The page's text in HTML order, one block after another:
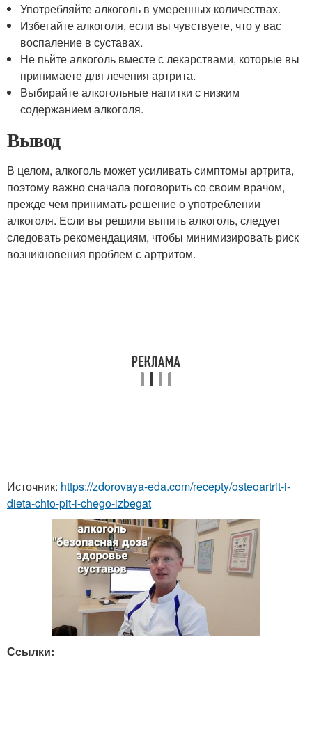
Употребляйте алкоголь в умеренных количествах.
Избегайте алкоголя, если вы чувствуете, что у вас
воспаление в суставах.
Не пьйте алкоголь вместе с лекарствами, которые вы
принимаете для лечения артрита.
Выбирайте алкогольные напитки с низким
содержанием алкоголя.
Вывод
В целом, алкоголь может усиливать симптомы артрита,
поэтому важно сначала поговорить со своим врачом,
прежде чем принимать решение о употреблении
алкоголя. Если вы решили выпить алкоголь, следует
следовать рекомендациям, чтобы минимизировать риск
возникновения проблем с артритом.
Источник: https://zdorovaya-eda.com/recepty/osteoartrit-i-
dieta-chto-pit-i-chego-izbegat
Ссылки: